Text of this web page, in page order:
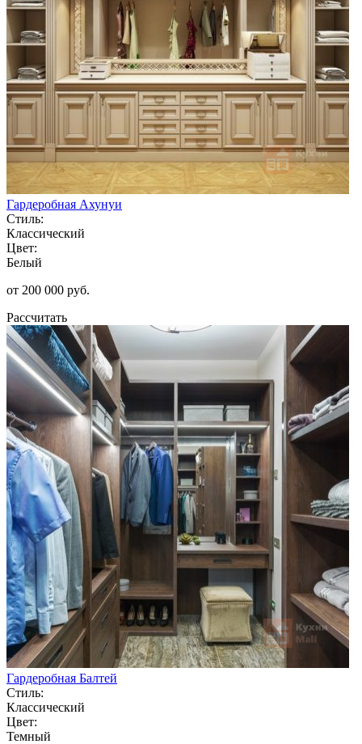
Гардеробная Ахунуи
Стиль:
Классический
Цвет:
Белый
от 200 000 руб.
Рассчитать
Гардеробная Балтей
Стиль:
Классический
Цвет:
Темный